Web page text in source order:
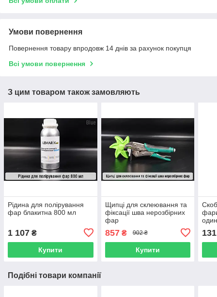
Умови повернення
Повернення товару впродовж 14 днів за рахунок покупця
Всі умови повернення
З цим товаром також замовляють
Рідина для полірування
фар блакитна 800 мл
1 107 ₴
Купити
Щипці для склеювання та
фіксації шва нерозбірних
фар
857₴ 902 ₴
Купити
131
Подібні товари компанії